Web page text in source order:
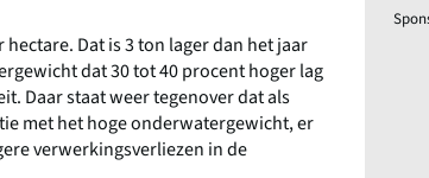
Dat is 3 ton lager dan het jaar
dat 30 tot 40 procent hoger lag
Daar staat weer tegenover dat als
met het hoge onderwatergewicht, er
verwerkingsverliezen in de